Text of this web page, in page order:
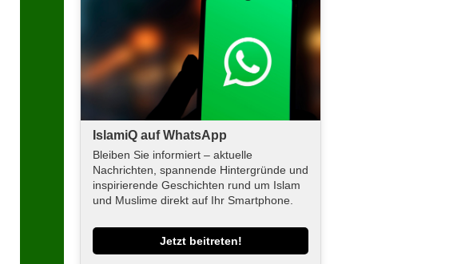
IslamiQ auf WhatsApp
Bleiben Sie informiert – aktuelle
Nachrichten, spannende Hintergründe und
inspirierende Geschichten rund um Islam
und Muslime direkt auf Ihr Smartphone.
Jetzt beitreten!